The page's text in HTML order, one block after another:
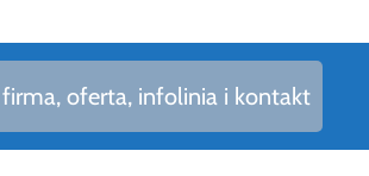
oferta, infolinia i kontakt